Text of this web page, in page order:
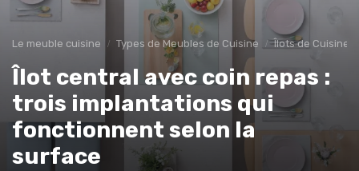
Le meuble cuisine Types de Meubles de Cuisine Îlots de Cuisine
Îlot central avec coin repas :
trois implantations qui
fonctionnent selon la
surface